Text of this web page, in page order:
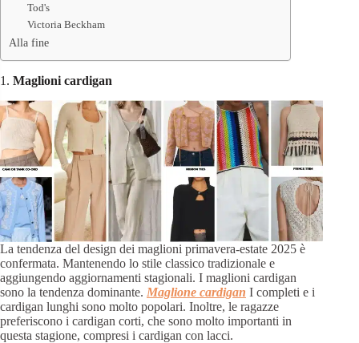
Tod's
Victoria Beckham
Alla fine
1. Maglioni cardigan
La tendenza del design dei maglioni primavera-estate 2025 è
confermata. Mantenendo lo stile classico tradizionale e
aggiungendo aggiornamenti stagionali. I maglioni cardigan
sono la tendenza dominante. Maglione cardigan I completi e i
cardigan lunghi sono molto popolari. Inoltre, le ragazze
preferiscono i cardigan corti, che sono molto importanti in
questa stagione, compresi i cardigan con lacci.